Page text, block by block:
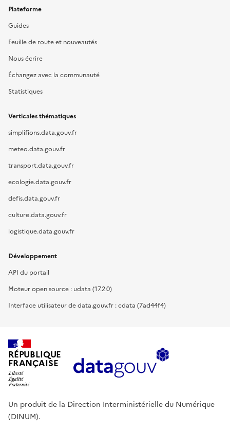
Plateforme
Guides
Feuille de route et nouveautés
Nous écrire
Échangez avec la communauté
Statistiques
Verticales thématiques
simplifions.data.gouv.fr
meteo.data.gouv.fr
transport.data.gouv.fr
ecologie.data.gouv.fr
defis.data.gouv.fr
culture.data.gouv.fr
logistique.data.gouv.fr
Développement
API du portail
Moteur open source : udata (17.2.0)
Interface utilisateur de data.gouv.fr : cdata (7ad44f4)
RÉPUBLIQUE
FRANÇAISE
Un produit de la Direction Interministérielle du Numérique
(DINUM).